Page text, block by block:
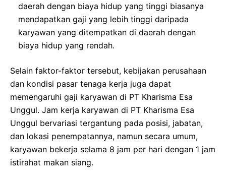
daerah dengan biaya hidup yang tinggi biasanya
mendapatkan gaji yang lebih tinggi daripada
karyawan yang ditempatkan di daerah dengan
biaya hidup yang rendah.
Selain faktor-faktor tersebut, kebijakan perusahaan
dan kondisi pasar tenaga kerja juga dapat
memengaruhi gaji karyawan di PT Kharisma Esa
Unggul. Jam kerja karyawan di PT Kharisma Esa
Unggul bervariasi tergantung pada posisi, jabatan,
dan lokasi penempatannya, namun secara umum,
karyawan bekerja selama 8 jam per hari dengan 1 jam
istirahat makan siang.